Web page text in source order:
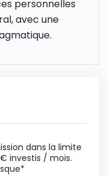
personnelles
avec une
dans la limite
investis / mois.